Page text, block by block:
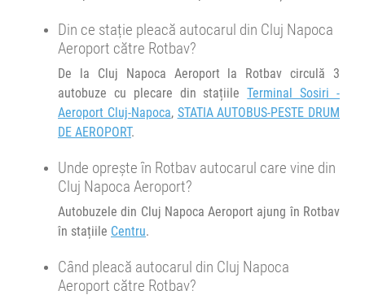
Rotbav Centru
min
L M M J V S D
Din ce stație pleacă autocarul din Cluj Napoca
Aeroport către Rotbav?
De la Cluj Napoca Aeroport la Rotbav circulă 3
autobuze cu plecare din stațiileTerminal Sosiri -
Aeroport Cluj-Napoca, STATIA AUTOBUS-PESTE DRUM
DE AEROPORT.
Unde oprește în Rotbav autocarul care vine din
Cluj Napoca Aeroport?
Autobuzele din Cluj Napoca Aeroport ajung în Rotbav
în stațiile Centru.
Când pleacă autocarul din Cluj Napoca
Aeroport către Rotbav?